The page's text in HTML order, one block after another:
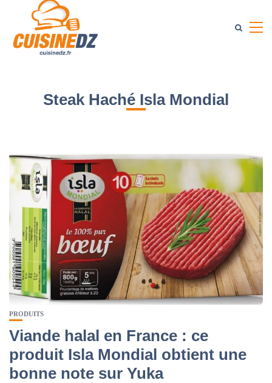
Steak Haché Isla Mondial
PRODUITS
Viande halal en France : ce
produit Isla Mondial obtient une
bonne note sur Yuka